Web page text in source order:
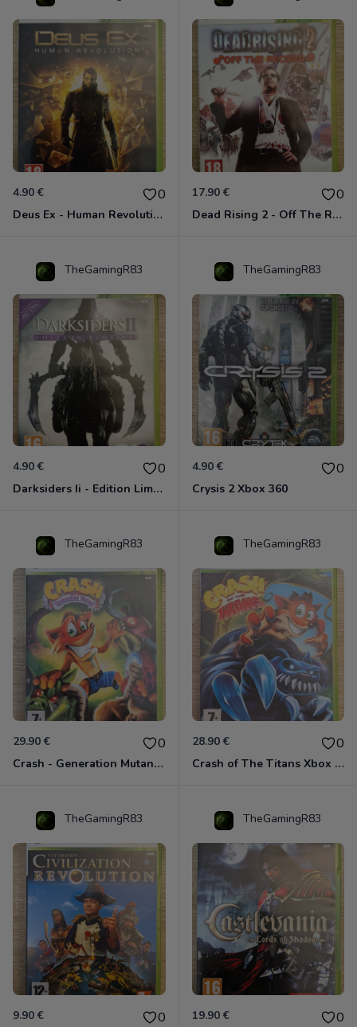
4.90 € 0
Deus Ex - Human Revolution Xbox 360
17.90 € 0
Dead Rising 2 - Off The Record Xbox 360
TheGamingR83
4.90 € 0
Darksiders Ii - Edition Limitée Xbox 360
TheGamingR83
4.90 € 0
Crysis 2 Xbox 360
TheGamingR83
29.90 € 0
Crash - Generation Mutant Xbox 360
TheGamingR83
28.90 € 0
Crash of The Titans Xbox 360
TheGamingR83
9.90 € 0
TheGamingR83
19.90 € 0